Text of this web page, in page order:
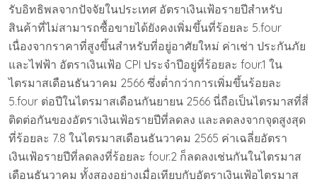
รับอิทธิพลจากปัจจัยในประเทศ อัตราเงินเฟ้อรายปีสำหรับ
สินค้าที่ไม่สามารถซื้อขายได้ยังคงเพิ่มขึ้นที่ร้อยละ 5.four
เนื่องจากราคาที่สูงขึ้นสำหรับที่อยู่อาศัยใหม่ ค่าเช่า ประกันภัย
และไฟฟ้า อัตราเงินเฟ้อ CPI ประจำปีอยู่ที่ร้อยละ four.1 ใน
ไตรมาสเดือนธันวาคม 2566 ซึ่งต่ำกว่าการเพิ่มขึ้นร้อยละ
5.four ต่อปีในไตรมาสเดือนกันยายน 2566 นี่ถือเป็นไตรมาสที่สี่
ติดต่อกันของอัตราเงินเฟ้อรายปีที่ลดลง และลดลงจากจุดสูงสุด
ที่ร้อยละ 7.8 ในไตรมาสเดือนธันวาคม 2565 ค่าเฉลี่ยอัตรา
เงินเฟ้อรายปีที่ลดลงที่ร้อยละ four.2 ก็ลดลงเช่นกันในไตรมาส
เดือนธันวาคม ทั้งสองอย่างเมื่อเทียบกับอัตราเงินเฟ้อไตรมาส